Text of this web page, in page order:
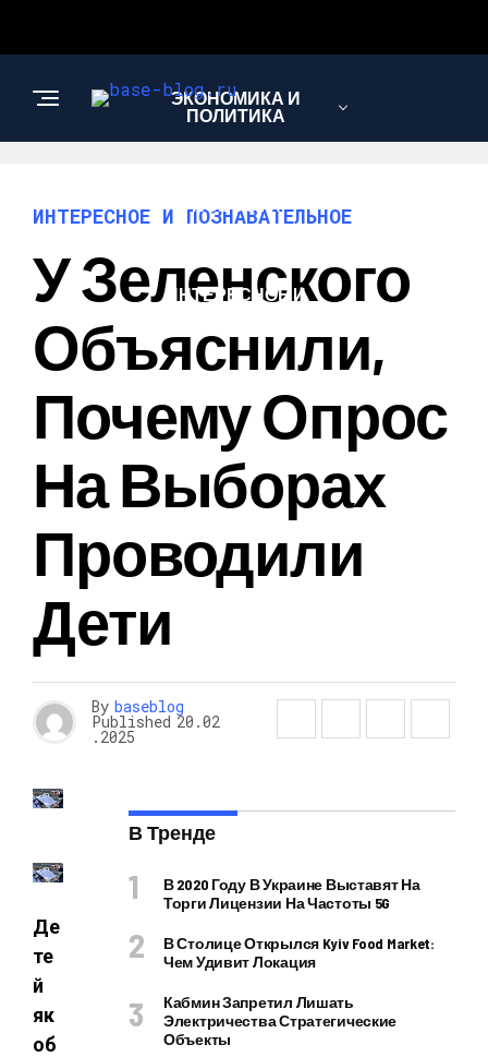
ЭКОНОМИКА И
ПОЛИТИКА
НОВОСТИ
ИНТЕРЕСНОЕ И
ИНТЕРЕСНОЕ И ПОЗНАВАТЕЛЬНОЕ
У Зеленского
Объяснили,
Почему Опрос
На Выборах
Проводили
Дети
By baseblog
Published 20.02
.2025
Де
те
й
як
об
В Тренде
В 2020 Году В Украине Выставят На
Торги Лицензии На Частоты 5G
В Столице Открылся Kyiv Food Market:
Чем Удивит Локация
Кабмин Запретил Лишать
Электричества Стратегические
Объекты